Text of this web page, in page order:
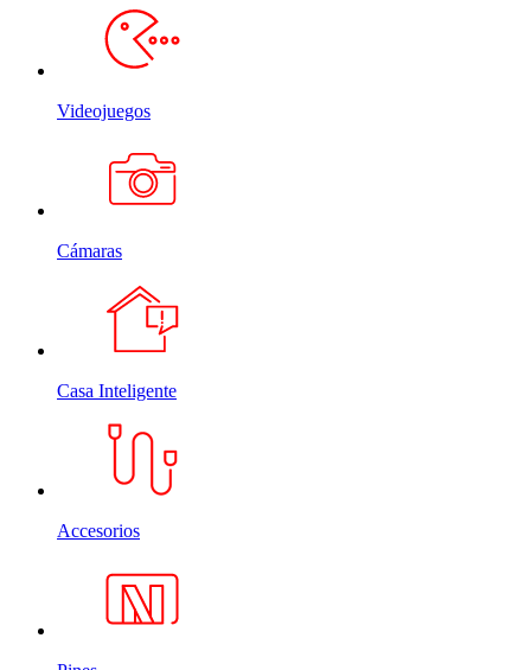
Videojuegos
Cámaras
Casa Inteligente
Accesorios